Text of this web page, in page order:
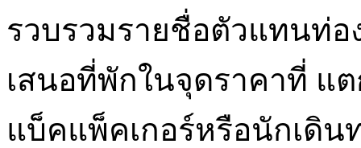
รวบรวมรายชื่อตัวแทนท่
เสนอที่พักในจุดราคาที่ แ
แบ็คแพ็คเกอร์หรือนักเดิน